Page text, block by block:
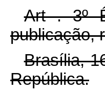
Art . 3º
publicação,
Brasília,
República.